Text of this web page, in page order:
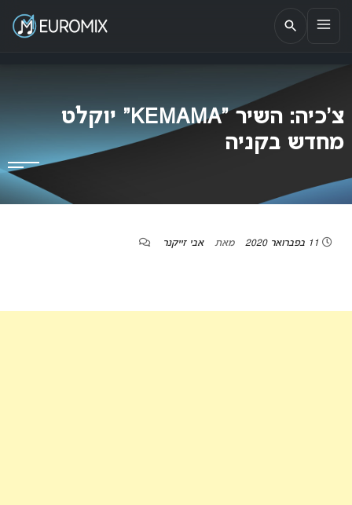
EUROMIX
אתר הבית של האירוויזיון בישראל
צ’כיה: השיר “KEMAMA” יוקלט
מחדש בקניה
מאת אבי זייקנר